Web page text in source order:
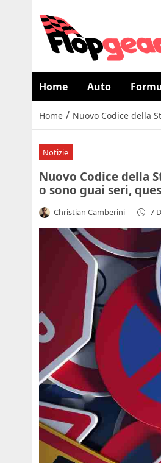
Home Auto
Home / Nuovo Codice della
Notizie
Nuovo Codice della
o sono guai seri,
Christian Camberini - 7